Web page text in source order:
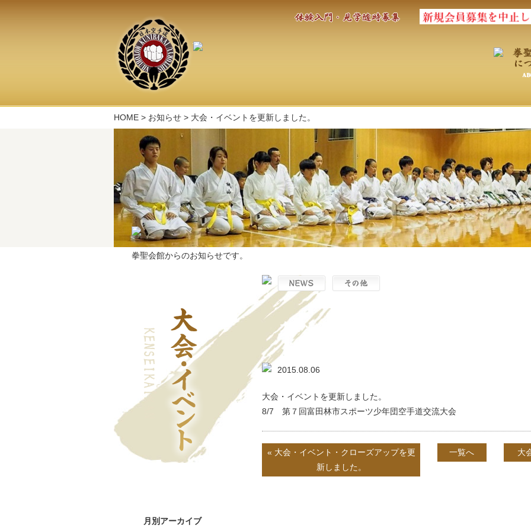
HOME > お知らせ > 大会・イベントを更新しました。
拳聖会館からのお知らせです。
月別アーカイブ
大会・イベントを更新しました。
2015.08.06
大会・イベントを更新しました。
8/7 第７回富田林市スポーツ少年団空手道交流大会
« 大会・イベント・クローズアップを更
新しました。
一覧へ 大